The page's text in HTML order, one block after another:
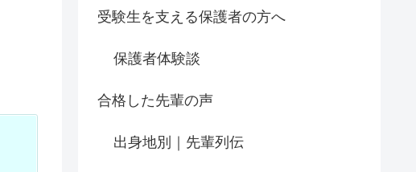
受験生を支える保護者の方へ
保護者体験談
合格した先輩の声
出身地別｜先輩列伝